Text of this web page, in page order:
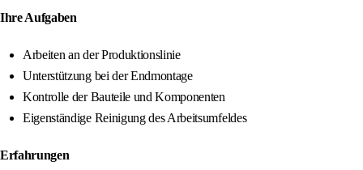
Ihre Aufgaben
Arbeiten an der Produktionslinie
Unterstützung bei der Endmontage
Kontrolle der Bauteile und Komponenten
Eigenständige Reinigung des Arbeitsumfeldes
Erfahrungen